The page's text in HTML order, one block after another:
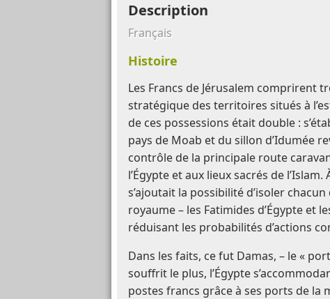
Description
Français
Histoire
Les Francs de Jérusalem comprirent
stratégique des territoires situés à
de ces possessions était double :
pays de Moab et du sillon d’Idumée
contrôle de la principale route
l’Égypte et aux lieux sacrés de
s’ajoutait la possibilité d’isoler
royaume – les Fatimides d’Égypte et
réduisant les probabilités d’actions
Dans les faits, ce fut Damas, – le «
souffrit le plus, l’Égypte
postes francs grâce à ses ports de la